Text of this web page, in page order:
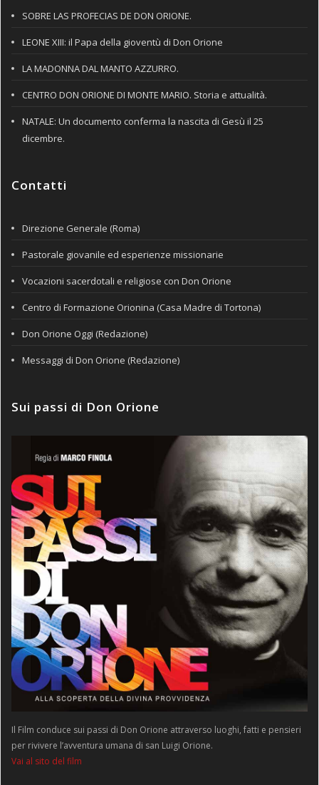
SOBRE LAS PROFECIAS DE DON ORIONE.
LEONE XIII: il Papa della gioventù di Don Orione
LA MADONNA DAL MANTO AZZURRO.
CENTRO DON ORIONE DI MONTE MARIO. Storia e attualità.
NATALE: Un documento conferma la nascita di Gesù il 25
dicembre.
Contatti
Direzione Generale (Roma)
Pastorale giovanile ed esperienze missionarie
Vocazioni sacerdotali e religiose con Don Orione
Centro di Formazione Orionina (Casa Madre di Tortona)
Don Orione Oggi (Redazione)
Messaggi di Don Orione (Redazione)
Sui passi di Don Orione
Il Film conduce sui passi di Don Orione attraverso luoghi, fatti e pensieri
per rivivere l’avventura umana di san Luigi Orione.
Vai al sito del film